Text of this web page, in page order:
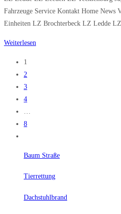
Fahrzeuge Service Kontakt Home News
Einheiten LZ Brochterbeck LZ Ledde
Weiterlesen
1
2
3
4
8
Seite
Baum Straße
Tierrettung
Dachstuhlbrand